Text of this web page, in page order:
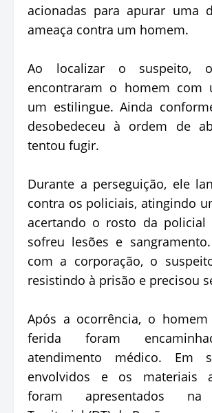
acionadas para apurar uma
ameaça contra um homem.
Ao localizar o suspeito,
encontraram o homem com
um estilingue. Ainda
desobedeceu à ordem de
tentou fugir.
Durante a perseguição, ele
contra os policiais, atingindo
acertando o rosto da policial
sofreu lesões e
com a corporação, o
resistindo à prisão e precisou
Após a ocorrência, o
ferida foram
atendimento médico. Em
envolvidos e os materiais
foram apresentados na